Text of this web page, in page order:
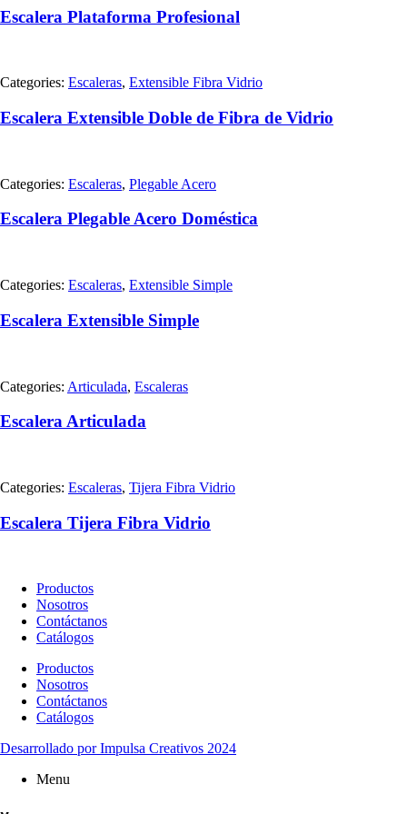
Escalera Plataforma Profesional
Categories: Escaleras, Extensible Fibra Vidrio
Escalera Extensible Doble de Fibra de Vidrio
Categories: Escaleras, Plegable Acero
Escalera Plegable Acero Doméstica
Categories: Escaleras, Extensible Simple
Escalera Extensible Simple
Categories: Articulada, Escaleras
Escalera Articulada
Categories: Escaleras, Tijera Fibra Vidrio
Escalera Tijera Fibra Vidrio
Productos
Nosotros
Contáctanos
Catálogos
Productos
Nosotros
Contáctanos
Catálogos
Desarrollado por Impulsa Creativos 2024
Menu